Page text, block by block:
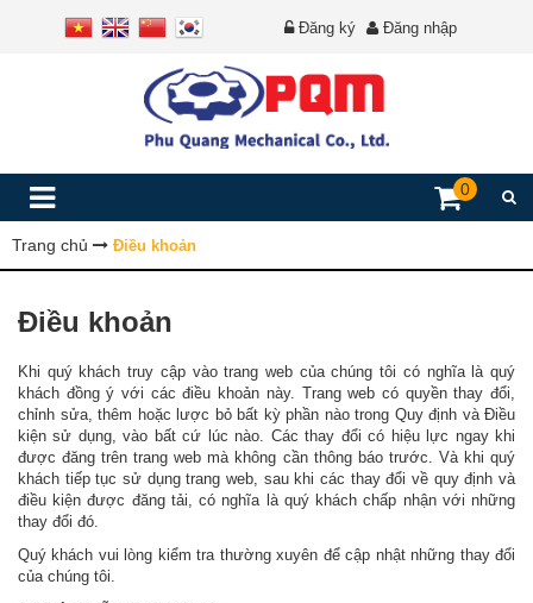
Đăng ký Đăng nhập
0
Trang chủ Điều khoản
Điều khoản
Khi quý khách truy cập vào trang web của chúng tôi có nghĩa là quý
khách đồng ý với các điều khoản này. Trang web có quyền thay đổi,
chỉnh sửa, thêm hoặc lược bỏ bất kỳ phần nào trong Quy định và Điều
kiện sử dụng, vào bất cứ lúc nào. Các thay đổi có hiệu lực ngay khi
được đăng trên trang web mà không cần thông báo trước. Và khi quý
khách tiếp tục sử dụng trang web, sau khi các thay đổi về quy định và
điều kiện được đăng tải, có nghĩa là quý khách chấp nhận với những
thay đổi đó.
Quý khách vui lòng kiểm tra thường xuyên để cập nhật những thay đổi
của chúng tôi.